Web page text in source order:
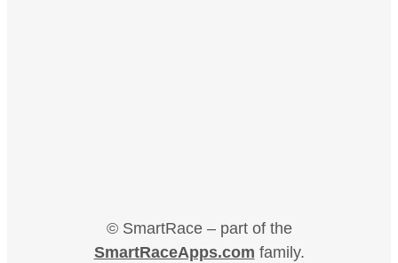
© SmartRace – part of the
SmartRaceApps.com family.